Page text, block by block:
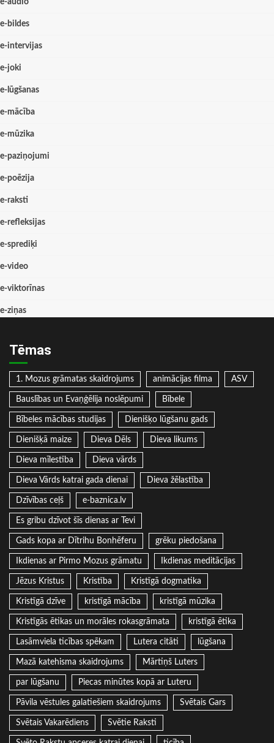
e-audio
e-bildes
e-intervijas
e-joki
e-lūgšanas
e-mācība
e-mūzika
e-paziņojumi
e-poēzija
e-raksti
e-refleksijas
e-sprediķi
e-video
e-viktorīnas
e-ziņas
Tēmas
1. Mozus grāmatas skaidrojums animācijas filma ASV
Bauslības un Evaņģēlija noslēpumi Bībele
Bībeles mācības studijas Dienišķo lūgšanu gads
Dienišķā maize Dieva Dēls Dieva likums
Dieva mīlestība Dieva vārds
Dieva Vārds katrai gada dienai Dieva žēlastība
Dzīvības ceļš e-baznica.lv
Es gribu dzīvot šīs dienas ar Tevi
Gads kopa ar Dītrihu Bonhēferu grēku piedošana
Ikdienas ar Pirmo Mozus grāmatu Ikdienas meditācijas
Jēzus Kristus Kristība Kristīgā dogmatika
Kristīgā dzīve kristīgā mācība kristīgā mūzika
Kristīgās ētikas un morāles rokasgrāmata kristīgā ētika
Lasāmviela ticības spēkam Lutera citāti lūgšana
Mazā katehisma skaidrojums Mārtiņš Luters
par lūgšanu Piecas minūtes kopā ar Luteru
Pāvila vēstules galatiešiem skaidrojums Svētais Gars
Svētais Vakarēdiens Svētie Raksti